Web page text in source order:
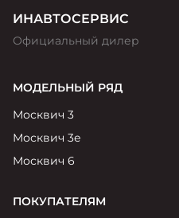
ИНАВТОСЕРВИС
Официальный дилер
МОДЕЛЬНЫЙ РЯД
Москвич 3
Москвич 3е
Москвич 6
ПОКУПАТЕЛЯМ